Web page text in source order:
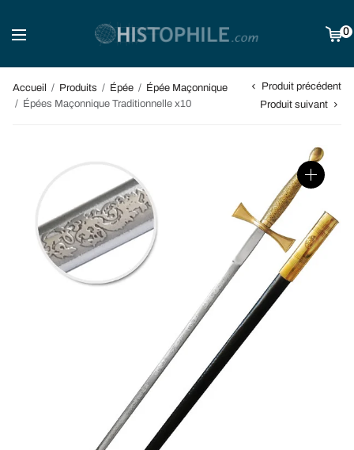
0
Accueil / Produits / Épée / Épée Maçonnique
/ Épées Maçonnique Traditionnelle x10
Produit précédent
Produit suivant